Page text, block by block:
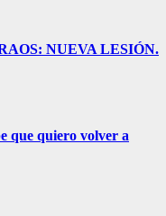
NUEVA LESIÓN.
que quiero volver a